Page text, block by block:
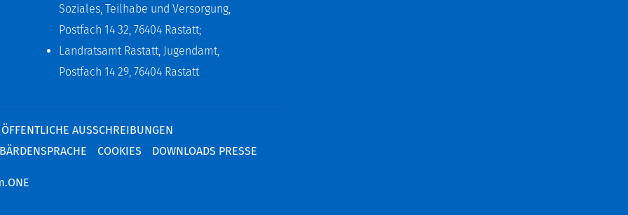
Soziales, Teilhabe und Versorgung,
Postfach 14 32, 76404 Rastatt;
Landratsamt Rastatt, Jugendamt,
Postfach 14 29, 76404 Rastatt
ÖFFENTLICHE AUSSCHREIBUNGEN
COOKIES DOWNLOADS PRESSE